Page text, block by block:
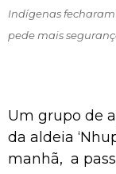
Indígenas fecharam
pede mais
Um grupo de
da aldeia
manhã, a